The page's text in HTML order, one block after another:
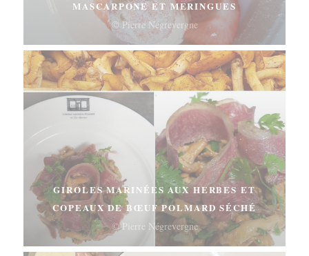
MASCARPONE ET MERINGUES
© Pierre Négrevergne
GIROLES MARINÉES AUX HERBES ET
COPEAUX DE BŒUF POLMARD SÉCHÉ
© Pierre Négrevergne